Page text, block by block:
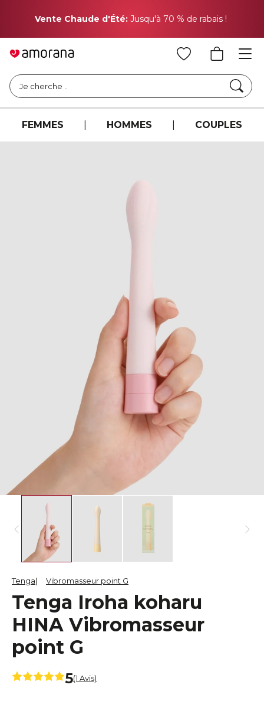
Vente Chaude d'Été: Jusqu'à 70 % de rabais !
Je cherche ..
FEMMES HOMMES COUPLES
Tenga Vibromasseur point G
Tenga Iroha koharu
HINA Vibromasseur
point G
5(1 Avis)